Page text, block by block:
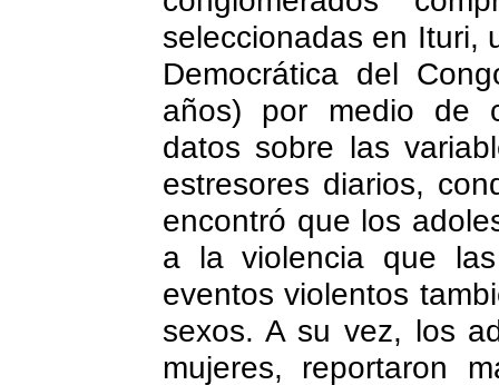
seleccionadas en Ituri,
Democrática del
años) por medio de
datos sobre las
estresores diarios,
encontró que los
a la violencia que
eventos violentos
sexos. A su vez, los
mujeres, reportaron